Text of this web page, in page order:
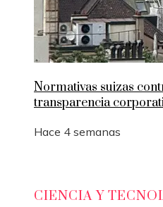
Normativas suizas
transparencia
Hace 4 semanas
CIENCIA Y